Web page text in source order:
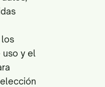
los
uso y el